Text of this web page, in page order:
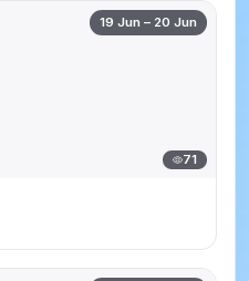
19 Jun – 20 Jun
71